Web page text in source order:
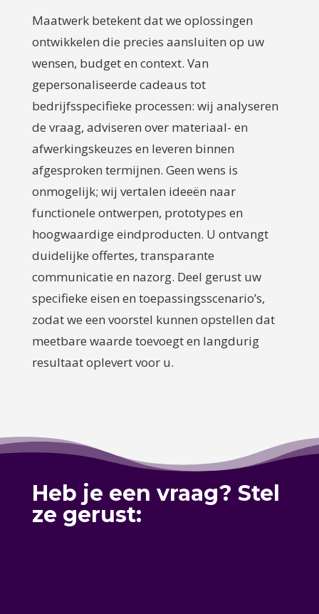
Maatwerk betekent dat we oplossingen
ontwikkelen die precies aansluiten op uw
wensen, budget en context. Van
gepersonaliseerde cadeaus tot
bedrijfsspecifieke processen: wij analyseren
de vraag, adviseren over materiaal- en
afwerkingskeuzes en leveren binnen
afgesproken termijnen. Geen wens is
onmogelijk; wij vertalen ideeën naar
functionele ontwerpen, prototypes en
hoogwaardige eindproducten. U ontvangt
duidelijke offertes, transparante
communicatie en nazorg. Deel gerust uw
specifieke eisen en toepassingsscenario’s,
zodat we een voorstel kunnen opstellen dat
meetbare waarde toevoegt en langdurig
resultaat oplevert voor u.
Heb je een vraag? Stel
ze gerust: